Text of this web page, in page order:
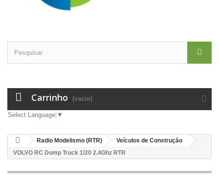
Carrinho (vazio)
Select Language ▼
Radio Modelismo (RTR)
Veículos de Construção
VOLVO RC Dump Truck 1/20 2.4Ghz RTR